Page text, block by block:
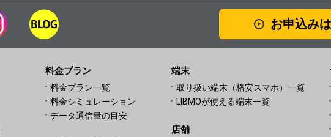
お申込み
料金プラン
料金プラン一覧
料金シミュレーション
データ通信量の目安
端末
取り扱い端末（格安スマホ）一覧
LIBMOが使える端末一覧
店舗